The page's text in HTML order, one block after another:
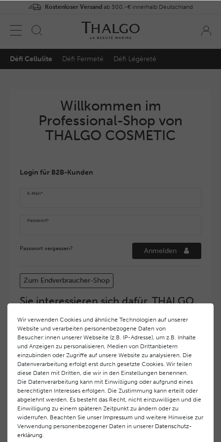
Kostenloser Versand ab 300,-€ innerhalb Deutschland
Défi Cellulite Défi Fermeté Défi Légèreté
Willkommen im
Professional-Shop von
THALGO COSMETIC
Login für B2B-Kunden
E-Mail*
Passwort*
Passwort vergessen? Anmelden
Zum Endverbraucher-Shop
Sie interessieren sich dafür, THALGO
werden?
Hohe Servicequalität und ein exzellentes Markenimage
haben beiTHALGO COSMETICoberste Priorität.
Anspruchsvollen Endverbrauchern möchten wir ein
hohes Qualitätsniveau und gleichzeitig eine
überdurchschnittliche Behandlungs- und Serviceleistung
gewährleisten. Deshalb haben wir ein selektives
Vertriebssystem eingeführt. THALGO COSMETICPartner
werden auf diese Weise wirtschaftlich unterstützt,
während Endverbrauchern eine stets gleichbleibend hohe
Dienstleistungsqualität und ein innovatives Produkt- und
Wir verwenden Cookies und ähnliche Technologien auf unserer
Website und verarbeiten personenbezogene Daten von
Besucher:innen unserer Webseite (z.B. IP-Adresse), um z.B. Inhalte
und Anzeigen zu personalisieren, Medien von Drittanbietern
einzubinden oder Zugriffe auf unsere Website zu analysieren. Die
Datenverarbeitung erfolgt erst durch gesetzte Cookies. Wir teilen
diese Daten mit Dritten, die wir in den Einstellungen benennen.
Die Datenverarbeitung kann mit Einwilligung oder aufgrund eines
berechtigten Interesses erfolgen. Die Zustimmung kann erteilt oder
abgelehnt werden. Es besteht das Recht, nicht einzuwilligen und die
Einwilligung zu einem späteren Zeitpunkt zu ändern oder zu
widerrufen. Beachten Sie unser Impressum und weitere Hinweise zur
Verwendung personenbezogener Daten in unserer Daten­schutz­
erklärung